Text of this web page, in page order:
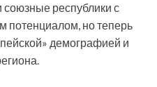
республики с
но теперь
демографией и